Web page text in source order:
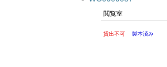
閲覧室
貸出不可 製本済み